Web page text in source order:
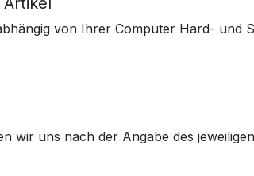
von Ihrer Computer Hard-
wir uns nach der Angabe des